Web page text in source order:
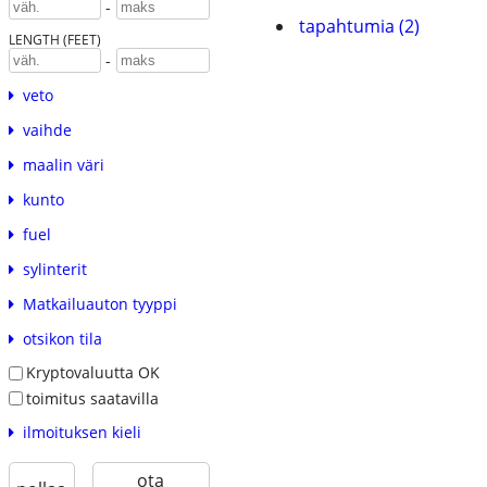
-
LENGTH (FEET)
-
veto
vaihde
maalin väri
kunto
fuel
sylinterit
Matkailuauton tyyppi
otsikon tila
Kryptovaluutta OK
toimitus saatavilla
ilmoituksen kieli
ota
tapahtumia (2)